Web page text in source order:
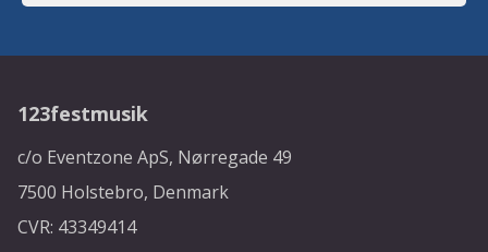
123festmusik
c/o Eventzone ApS, Nørregade 49
7500 Holstebro, Denmark
CVR: 43349414